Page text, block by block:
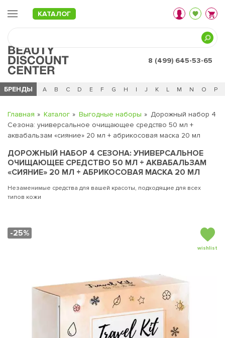
КАТАЛОГ
8 (499) 645-53-65
БРЕНДЫ
Ч 0 - 9 A B C D E F G H I J K L M N O P
Главная Каталог Выгодные наборы
Дорожный набор 4
Сезона: универсальное очищающее средство 50 мл +
аквабальзам «сияние» 20 мл + абрикосовая маска 20 мл
ДОРОЖНЫЙ НАБОР 4 СЕЗОНА: УНИВЕРСАЛЬНОЕ
ОЧИЩАЮЩЕЕ СРЕДСТВО 50 МЛ + АКВАБАЛЬЗАМ
«СИЯНИЕ» 20 МЛ + АБРИКОСОВАЯ МАСКА 20 МЛ
Незаменимые средства для вашей красоты, подходящие для всех
типов кожи
-25%
wishlist